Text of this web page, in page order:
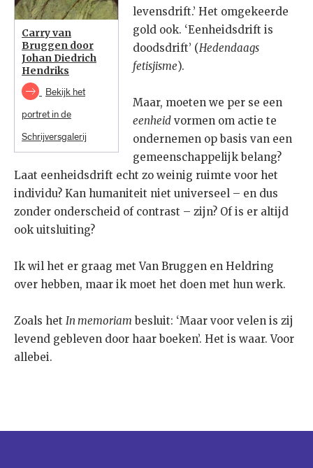
Carry van
Bruggen door
Johan Diedrich
Hendriks
Bekijk het
portret in de
Schrijversgalerij
levensdrift.’ Het omgekeerde
gold ook. ‘Eenheidsdrift is
doodsdrift’ (Hedendaags
fetisjisme).
Maar, moeten we per se een
eenheid vormen om actie te
ondernemen op basis van een
gemeenschappelijk belang?
Laat eenheidsdrift echt zo weinig ruimte voor het
individu? Kan humaniteit niet universeel – en dus
zonder onderscheid of contrast – zijn? Of is er altijd
ook uitsluiting?
Ik wil het er graag met Van Bruggen en Heldring
over hebben, maar ik moet het doen met hun werk.
Zoals het In memoriam besluit: ‘Maar voor velen is zij
levend gebleven door haar boeken’. Het is waar. Voor
allebei.